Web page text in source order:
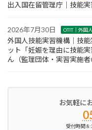
出入国在留管理庁｜技能
2026年7月30日 OTIT｜外国
外国人技能実習機構｜技
ット「妊娠を理由に技能
ん（監理団体・実習実施
お気軽に
受付時間